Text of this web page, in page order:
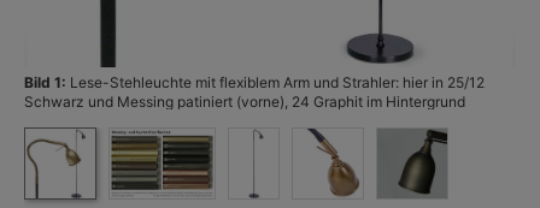
Bild 1: Lese-Stehleuchte mit flexiblem Arm und Strahler: hier in 25/12
Schwarz und Messing patiniert (vorne), 24 Graphit im Hintergrund